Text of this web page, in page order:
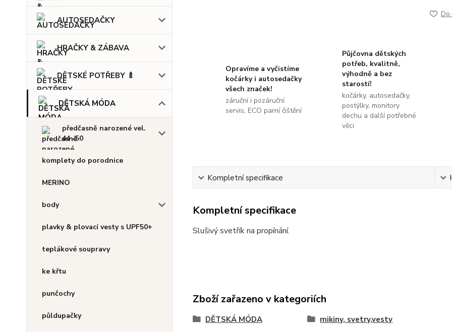
AUTOSEDAČKY
HRAČKY & ZÁBAVA
DĚTSKÉ POTŘEBY 🍼
DĚTSKÁ MÓDA
předčasně narozené vel.
44 -50
komplety do porodnice
MERINO
body
plavky & plovací vesty s UPF50+
teplákové soupravy
ke křtu
punčochy
půldupačky
Do
Opravíme a vyčistíme
kočárky i autosedačky
všech značek!
záruční i pozáruční
servis, ECO parní čištění
Půjčovna dětských
potřeb, kvalitně,
výhodně a bez
starostí!
kočárky, autosedačky,
postýlky, monitory
dechu a další potřebné
věci
Kompletní specifikace
Kompletní specifikace
Slušivý svetřík na propínání.
Zboží zařazeno v kategoriích
DĚTSKÁ MÓDA mikiny, svetry,vesty